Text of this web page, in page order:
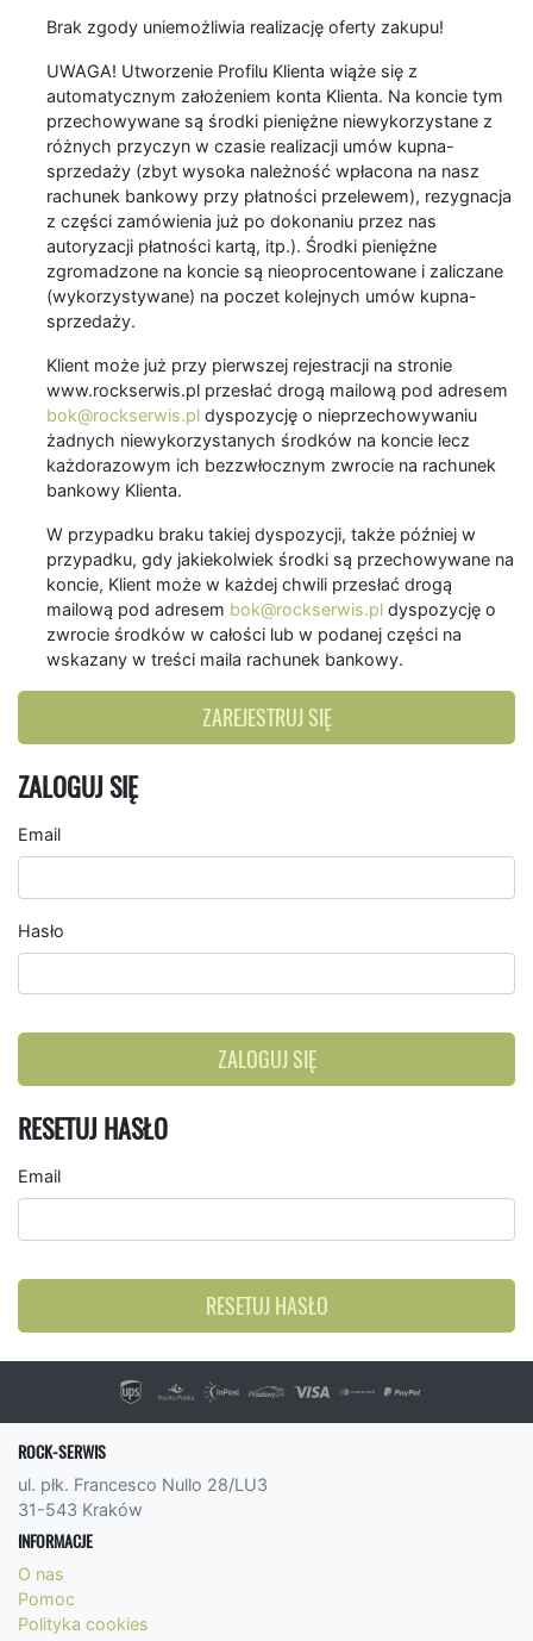
Brak zgody uniemożliwia realizację oferty zakupu!
UWAGA! Utworzenie Profilu Klienta wiąże się z
automatycznym założeniem konta Klienta. Na koncie tym
przechowywane są środki pieniężne niewykorzystane z
różnych przyczyn w czasie realizacji umów kupna-
sprzedaży (zbyt wysoka należność wpłacona na nasz
rachunek bankowy przy płatności przelewem), rezygnacja
z części zamówienia już po dokonaniu przez nas
autoryzacji płatności kartą, itp.). Środki pieniężne
zgromadzone na koncie są nieoprocentowane i zaliczane
(wykorzystywane) na poczet kolejnych umów kupna-
sprzedaży.
Klient może już przy pierwszej rejestracji na stronie
www.rockserwis.pl przesłać drogą mailową pod adresem
bok@rockserwis.pl dyspozycję o nieprzechowywaniu
żadnych niewykorzystanych środków na koncie lecz
każdorazowym ich bezzwłocznym zwrocie na rachunek
bankowy Klienta.
W przypadku braku takiej dyspozycji, także później w
przypadku, gdy jakiekolwiek środki są przechowywane na
koncie, Klient może w każdej chwili przesłać drogą
mailową pod adresem bok@rockserwis.pl dyspozycję o
zwrocie środków w całości lub w podanej części na
wskazany w treści maila rachunek bankowy.
ZAREJESTRUJ SIĘ
ZALOGUJ SIĘ
Email
Hasło
ZALOGUJ SIĘ
RESETUJ HASŁO
Email
RESETUJ HASŁO
ROCK-SERWIS
ul. płk. Francesco Nullo 28/LU3
31-543 Kraków
INFORMACJE
O nas
Pomoc
Polityka cookies